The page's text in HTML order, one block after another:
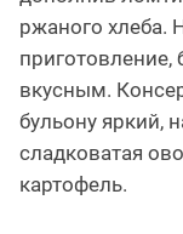
ржаного хлеба.
вкусным.
бульону яркий,
сладковатая
картофель.